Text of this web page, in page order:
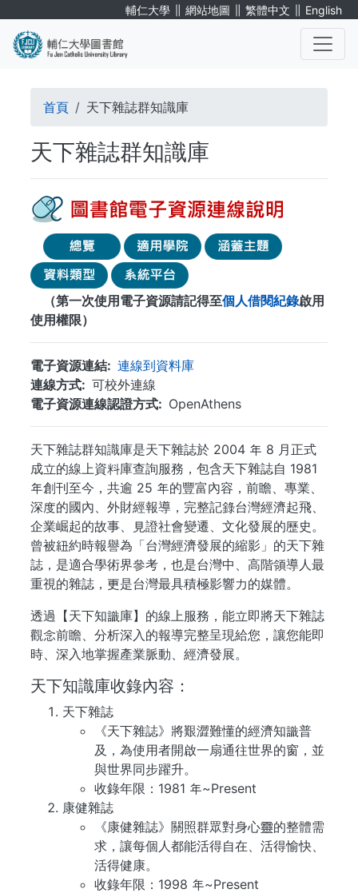
輔仁大學 ∥ 網站地圖 ∥ 繁體中文 ∥ English
導
連
結
首頁 天下雜誌群知識庫
天下雜誌群知識庫
（第一次使用電子資源請記得至個人借閱紀錄啟用
使用權限）
電子資源連結
連線到資料庫
連線方式
可校外連線
電子資源連線認證方式
OpenAthens
天下雜誌群知識庫是天下雜誌於 2004 年 8 月正式
成立的線上資料庫查詢服務，包含天下雜誌自 1981
年創刊至今，共逾 25 年的豐富內容，前瞻、專業、
深度的國內、外財經報導，完整記錄台灣經濟起飛、
企業崛起的故事、見證社會變遷、文化發展的歷史。
曾被紐約時報譽為「台灣經濟發展的縮影」的天下雜
誌，是適合學術界參考，也是台灣中、高階領導人最
重視的雜誌，更是台灣最具積極影響力的媒體。
透過【天下知識庫】的線上服務，能立即將天下雜誌
觀念前瞻、分析深入的報導完整呈現給您，讓您能即
時、深入地掌握產業脈動、經濟發展。
天下知識庫收錄內容：
天下雜誌
《天下雜誌》將艱澀難懂的經濟知識普
及，為使用者開啟一扇通往世界的窗，並
與世界同步躍升。
收錄年限：1981 年~Present
康健雜誌
《康健雜誌》關照群眾對身心靈的整體需
求，讓每個人都能活得自在、活得愉快、
活得健康。
收錄年限：1998 年~Present